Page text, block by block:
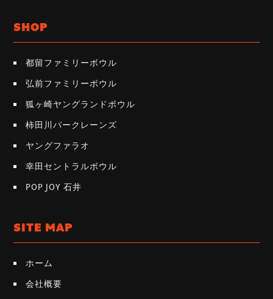
SHOP
都留ファミリーボウル
弘前ファミリーボウル
狐ヶ崎ヤングランドボウル
柿田川パークレーンズ
ヤングファラオ
幸田セントラルボウル
POP JOY 石井
SITE MAP
ホーム
会社概要